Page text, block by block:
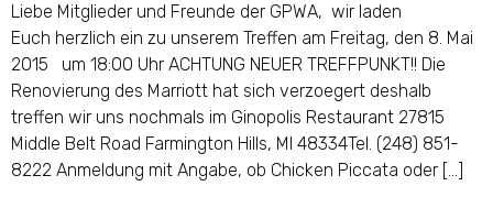
Liebe Mitglieder und Freunde der GPWA, wir laden
Euch herzlich ein zu unserem Treffen am Freitag, den 8. Mai
2015 um 18:00 Uhr ACHTUNG NEUER TREFFPUNKT!! Die
Renovierung des Marriott hat sich verzoegert deshalb
treffen wir uns nochmals im Ginopolis Restaurant 27815
Middle Belt Road Farmington Hills, MI 48334Tel. (248) 851-
8222 Anmeldung mit Angabe, ob Chicken Piccata oder […]